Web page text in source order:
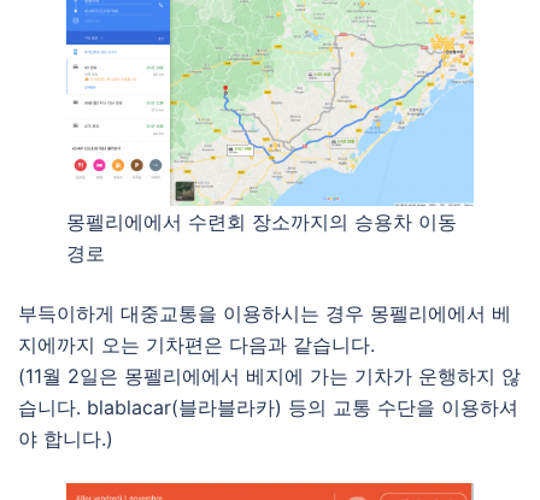
몽펠리에에서 수련회 장소까지의 승용차 이동
경로
부득이하게 대중교통을 이용하시는 경우 몽펠리에에서 베
지에까지 오는 기차편은 다음과 같습니다.
(11월 2일은 몽펠리에에서 베지에 가는 기차가 운행하지 않
습니다. blablacar(블라블라카) 등의 교통 수단을 이용하셔
야 합니다.)